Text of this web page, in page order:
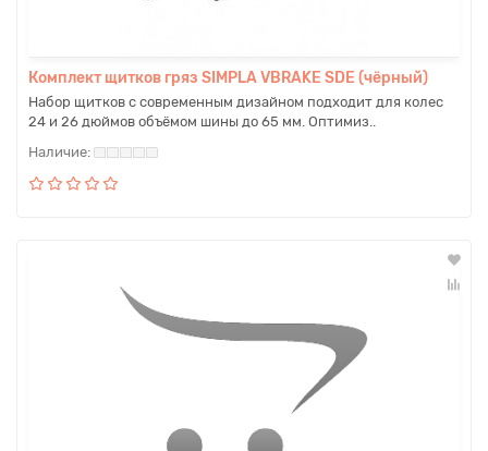
Комплект щитков гряз SIMPLA VBRAKE SDE (чёрный)
Набор щитков с современным дизайном подходит для колес
24 и 26 дюймов объёмом шины до 65 мм. Оптимиз..